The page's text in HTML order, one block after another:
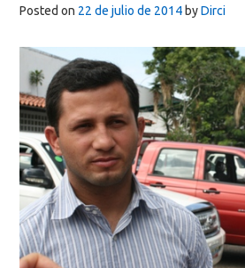
Posted on 22 de julio de 2014 byDirci